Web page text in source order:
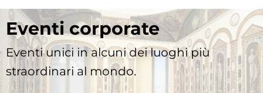
Eventi corporate
Eventi unici in alcuni dei luoghi più
straordinari al mondo.